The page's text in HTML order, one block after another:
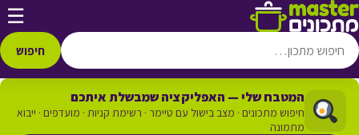
דלג לתוכן ☰
חיפוש
המטבח שלי — האפליקציה שמבשלת איתכם
חיפוש מתכונים · מצב בישול עם טיימר · רשימת קניות · מועדפים · ייבוא
מתמונה